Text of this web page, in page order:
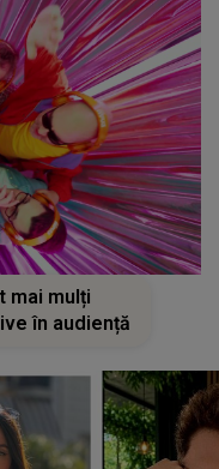
mai mulți
în audiență